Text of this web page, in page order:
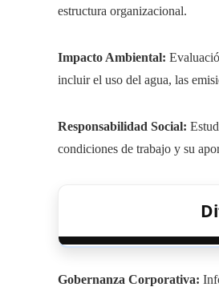
estructura organizacional.
Impacto Ambiental:
incluir el uso del agua, las
Responsabilidad Social:
condiciones de trabajo y su
Gobernanza Corporativa: